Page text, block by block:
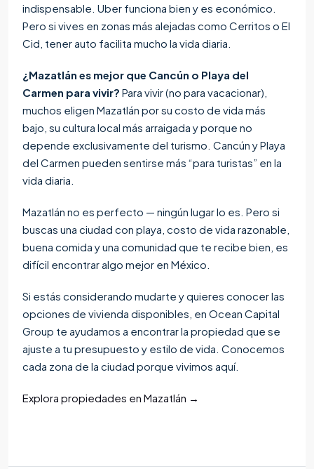
indispensable. Uber funciona bien y es económico.
Pero si vives en zonas más alejadas como Cerritos o El
Cid, tener auto facilita mucho la vida diaria.
¿Mazatlán es mejor que Cancún o Playa del
Carmen para vivir? Para vivir (no para vacacionar),
muchos eligen Mazatlán por su costo de vida más
bajo, su cultura local más arraigada y porque no
depende exclusivamente del turismo. Cancún y Playa
del Carmen pueden sentirse más “para turistas” en la
vida diaria.
Mazatlán no es perfecto — ningún lugar lo es. Pero si
buscas una ciudad con playa, costo de vida razonable,
buena comida y una comunidad que te recibe bien, es
difícil encontrar algo mejor en México.
Si estás considerando mudarte y quieres conocer las
opciones de vivienda disponibles, en Ocean Capital
Group te ayudamos a encontrar la propiedad que se
ajuste a tu presupuesto y estilo de vida. Conocemos
cada zona de la ciudad porque vivimos aquí.
Explora propiedades en Mazatlán →